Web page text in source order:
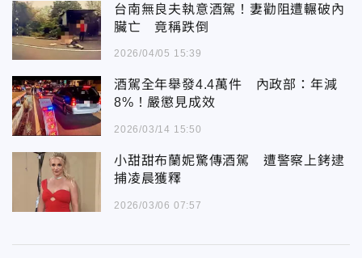
台南無良夫執意酒駕！妻勸阻遭輾破內
臟亡 竟稱跌倒
2026/04/05 15:39
酒駕全年舉發4.4萬件 內政部：年減
8%！嚴懲見成效
2026/03/14 15:50
小甜甜布蘭妮驚傳酒駕 遭警察上銬逮
捕凌晨獲釋
2026/03/06 07:57